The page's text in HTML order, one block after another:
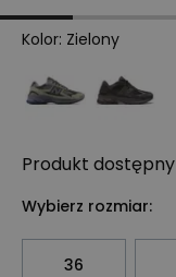
Kolor: Zielony
Produkt dostępny
Wybierz rozmiar:
36